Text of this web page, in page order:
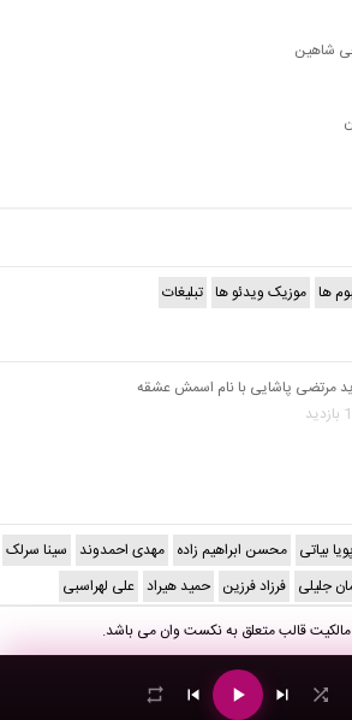
شاهین
ها موزیک ویدئو ها تبلیغات
مرتضی پاشایی با نام اسمش عشقه
پویا بیاتی محسن ابراهیم زاده مهدی احمدوند سینا سرلک
جلیلی فرزاد فرزین حمید هیراد علی لهراسبی
قالب متعلق بهنکست وانمی باشد.